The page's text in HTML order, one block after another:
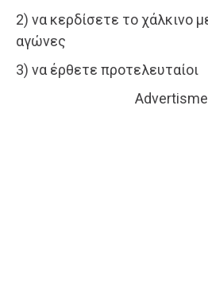
2) να κερδίσετε το χάλκινο
αγώνες
3) να έρθετε προτελευταίοι